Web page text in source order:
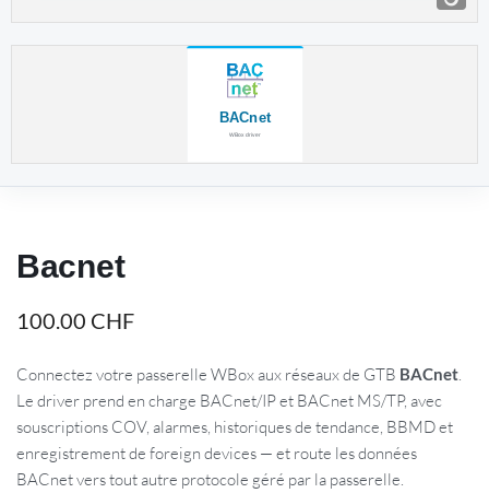
Bacnet
100.00 CHF
Connectez votre passerelle WBox aux réseaux de GTB BACnet
Le driver prend en charge BACnet/IP et BACnet MS/TP, avec
souscriptions COV, alarmes, historiques de tendance, BBMD et
enregistrement de foreign devices — et route les données
BACnet vers tout autre protocole géré par la passerelle.